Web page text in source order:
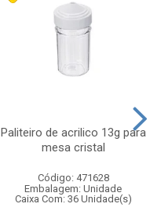
Paliteiro de acrilico 13g para
mesa cristal
Código: 471628
Embalagem: Unidade
Caixa Com: 36 Unidade(s)